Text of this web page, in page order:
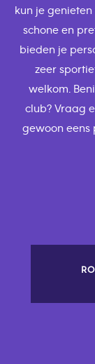
kun je
schone en
bieden je
zeer
welkom.
club? Vraag
gewoon eens